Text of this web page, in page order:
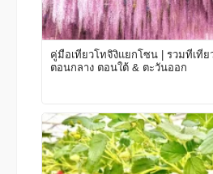
คู่มือเที่ยวโทจิงิแยกโซน | รวมที่เที่
ตอนกลาง ตอนใต้ & ตะวันออก